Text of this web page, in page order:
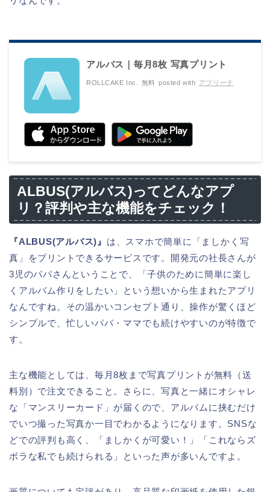
アルバス｜毎月8枚 写真プリント
ROLLCAKE Inc. 無料 posted with アプリーチ
ALBUS(アルバス)ってどんなアプ
リ？評判や主な機能をチェック！
『ALBUS(アルバス)』 は、スマホで簡単に「ましかく写
真」をプリントできるサービスです。開発元の社長さんが
3児のパパさんということで、「子供のために簡単に楽し
くアルバム作りをしたい」という想いから生まれたアプリ
なんですね。その温かいコンセプト通り、操作が驚くほど
シンプルで、忙しいパパ・ママでも続けやすいのが特徴で
す。
主な機能としては、毎月8枚まで写真プリントが無料（送
料別）で注文できること。さらに、写真と一緒にオシャレ
な「マンスリーカード」が届くので、アルバムに挟むだけ
でいつ撮った写真か一目でわかるようになります。SNSな
どでの評判も高く、「ましかくが可愛い！」「これならズ
ボラな私でも続けられる」といった声が多いんですよ。